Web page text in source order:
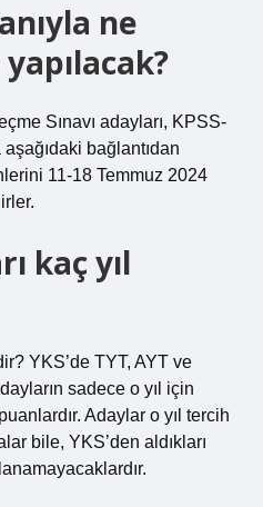
ne
Sınavı adayları, KPSS-
bağlantıdan
11-18 Temmuz 2024
kaç yıl
YKS’de TYT, AYT ve
sadece o yıl için
Adaylar o yıl tercih
bile, YKS’den aldıkları